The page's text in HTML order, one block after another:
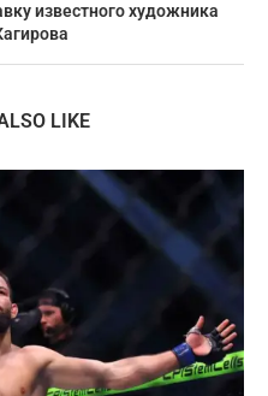
известного художника
LIKE